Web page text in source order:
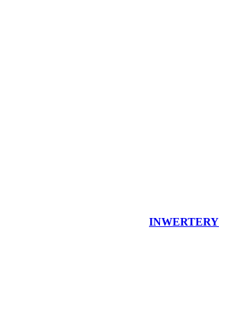
INWERTERY